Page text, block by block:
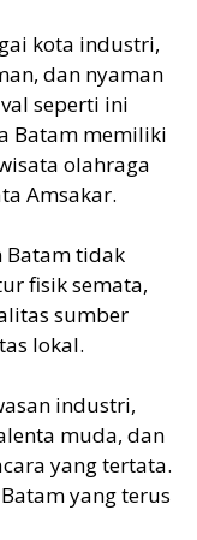
kota industri,
dan nyaman
seperti ini
Batam memiliki
olahraga
Amsakar.
Batam tidak
fisik semata,
sumber
lokal.
industri,
muda, dan
yang tertata.
yang terus